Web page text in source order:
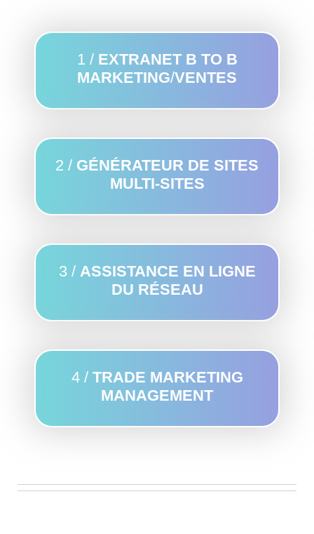
1 / EXTRANET B TO B
MARKETING/VENTES
2 / GÉNÉRATEUR DE SITES
MULTI-SITES
3 / ASSISTANCE EN LIGNE
DU RÉSEAU
4 / TRADE MARKETING
MANAGEMENT